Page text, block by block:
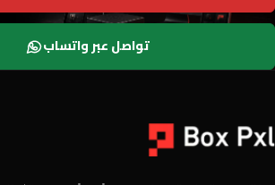
تواصل عبر واتساب